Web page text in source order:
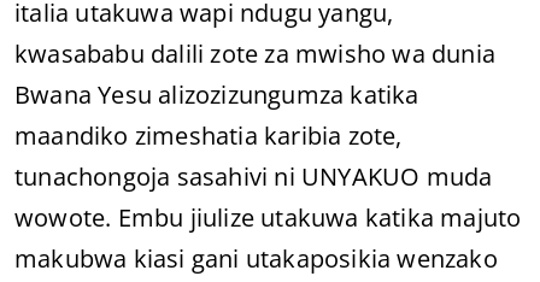
italia utakuwa wapi ndugu yangu,
kwasababu dalili zote za mwisho wa dunia
Bwana Yesu alizozizungumza katika
maandiko zimeshatia karibia zote,
tunachongoja sasahivi ni UNYAKUO muda
wowote. Embu jiulize utakuwa katika majuto
makubwa kiasi gani utakaposikia wenzako